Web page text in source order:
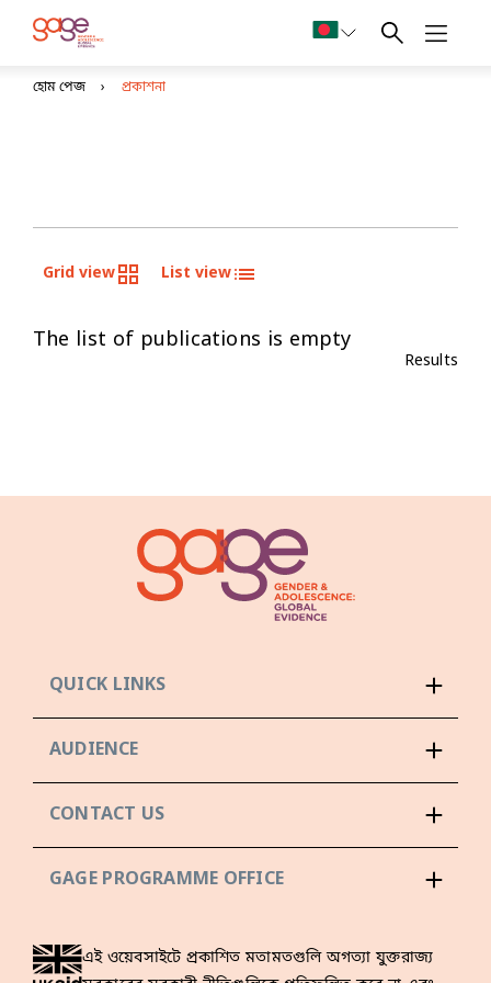
হোম পেজ প্রকাশনা
Grid view List view
The list of publications is empty
Results
QUICK LINKS
AUDIENCE
CONTACT US
GAGE PROGRAMME OFFICE
এই ওয়েবসাইটে প্রকাশিত মতামতগুলি অগত্যা যুক্তরাজ্য